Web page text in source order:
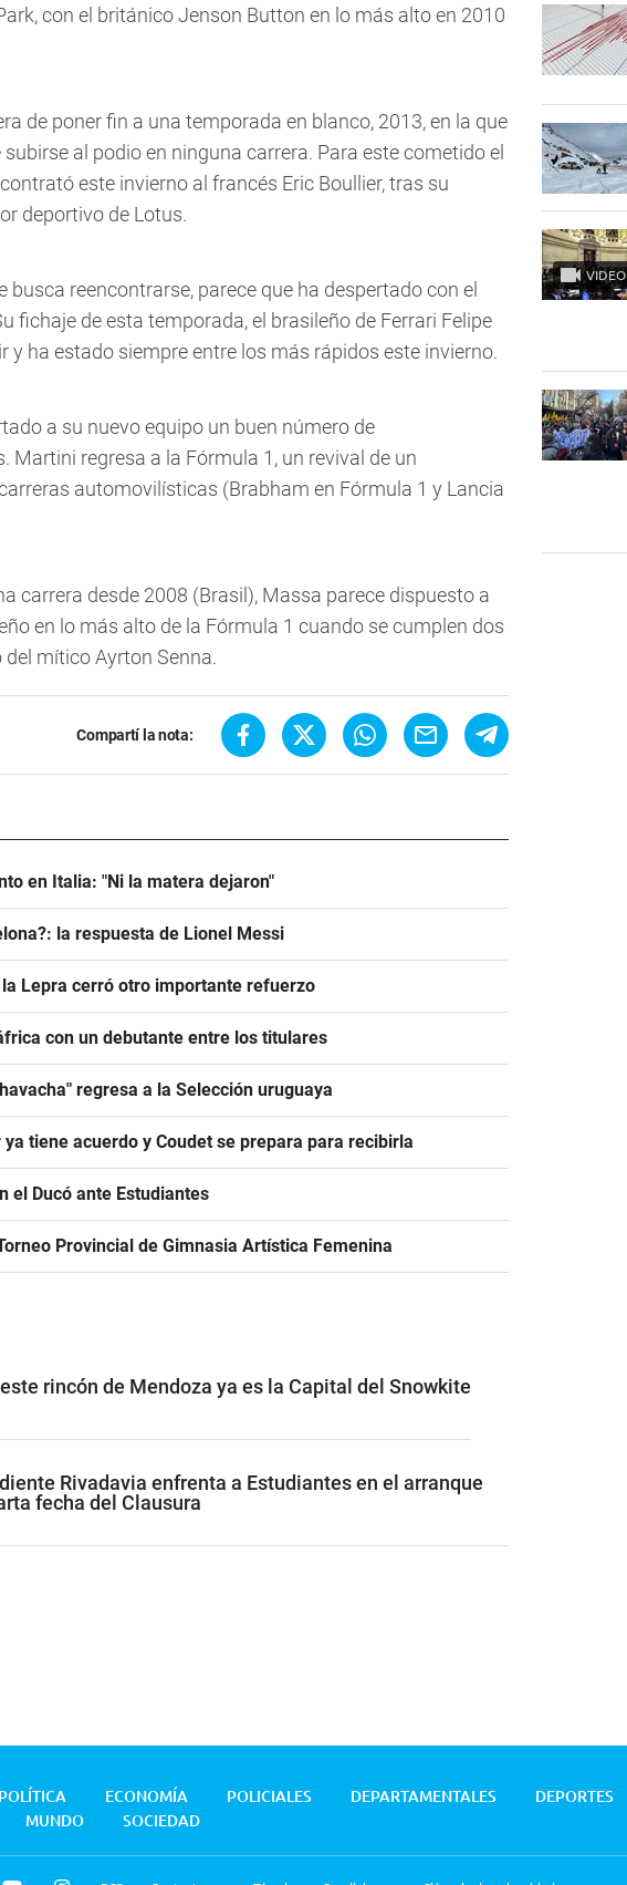
con el británico Jenson Button en lo más alto en 2010
de poner fin a una temporada en blanco, 2013, en la que
al podio en ninguna carrera. Para este cometido el
este invierno al francés Eric Boullier, tras su
deportivo de Lotus.
busca reencontrarse, parece que ha despertado con el
fichaje de esta temporada, el brasileño de Ferrari Felipe
y ha estado siempre entre los más rápidos este invierno.
a su nuevo equipo un buen número de
Martini regresa a la Fórmula 1, un revival de un
automovilísticas (Brabham en Fórmula 1 y Lancia
carrera desde 2008 (Brasil), Massa parece dispuesto a
en lo más alto de la Fórmula 1 cuando se cumplen dos
mítico Ayrton Senna.
Compartí la nota:
en Italia: "Ni la matera dejaron"
la respuesta de Lionel Messi
Lepra cerró otro importante refuerzo
con un debutante entre los titulares
regresa a la Selección uruguaya
tiene acuerdo y Coudet se prepara para recibirla
el Ducó ante Estudiantes
Provincial de Gimnasia Artística Femenina
rincón de Mendoza ya es la Capital del Snowkite
Rivadavia enfrenta a Estudiantes en el arranque
fecha del Clausura
VIDEO
POLÍTICA ECONOMÍA POLICIALES DEPARTAMENTALES DEPORTES
MUNDO SOCIEDAD